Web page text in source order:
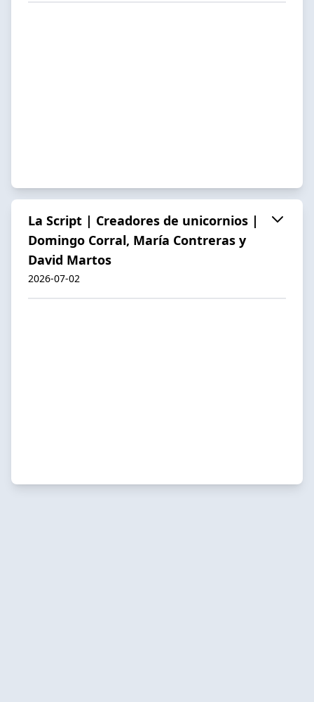
La Script | Creadores de unicornios |
Domingo Corral, María Contreras y
David Martos
2026-07-02